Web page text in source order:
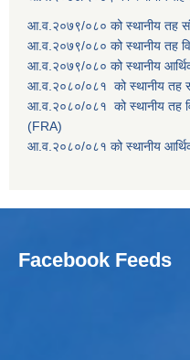
आ.व.२०७९/०८० को स्थानीय तह
आ.व.२०७९/०८० को स्थानीय तह
आ.व.२०७९/०८० को स्थानीय
आ.व.२०८०/०८१ को स्थानीय तह
आ.व.२०८०/०८१ को स्थानीय तह
(FRA)
आ.व.२०८०/०८१ को स्थानीय
Facebook Feeds